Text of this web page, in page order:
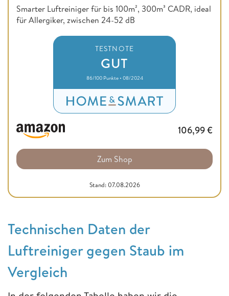
Smarter Luftreiniger für bis 100m², 300m³ CADR, ideal
für Allergiker, zwischen 24-52 dB
TESTNOTE
GUT
86/100 Punkte • 08/2024
106,99€
Zum Shop
Stand: 07.08.2026
Technischen Daten der
Luftreiniger gegen Staub im
Vergleich